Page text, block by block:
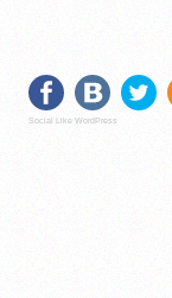
Social Like WordPress